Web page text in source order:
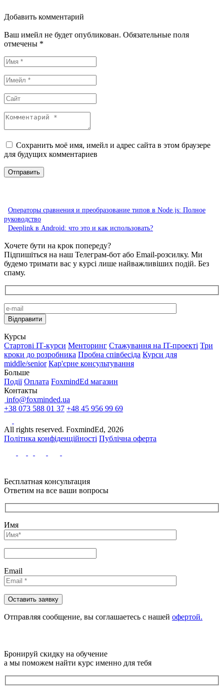
Добавить комментарий
Ваш имейл не будет опубликован. Обязательные поля
отмечены *
Сохранить моё имя, имейл и адрес сайта в этом браузере
для будущих комментариев
Операторы сравнения и преобразование типов в Node.js: Полное
руководство
Deeplink в Android: что это и как использовать?
Хочете бути на крок попереду?
Підпишіться на наш Телеграм-бот або Email-розсилку. Ми
будемо тримати вас у курсі лише найважливіших подій. Без
спаму.
Курсы
Стартові IТ-курси Менторинг Стажування на IT-проекті Три
кроки до розробника Пробна співбесіда Курси для
middle/senior Кар'єрне консультування
Больше
Події Оплата FoxmindEd магазин
Контакты
info@foxminded.ua
+38 073 588 01 37 +48 45 956 99 69
All rights reserved. FoxmindEd, 2026
Політика конфіденційності Публічна оферта
Бесплатная консультация
Ответим на все ваши вопросы
Имя
Email
Отправляя сообщениe, вы соглашаетесь с нашей офертой.
Бронируй скидку на обучение
а мы поможем найти курс именно для тебя